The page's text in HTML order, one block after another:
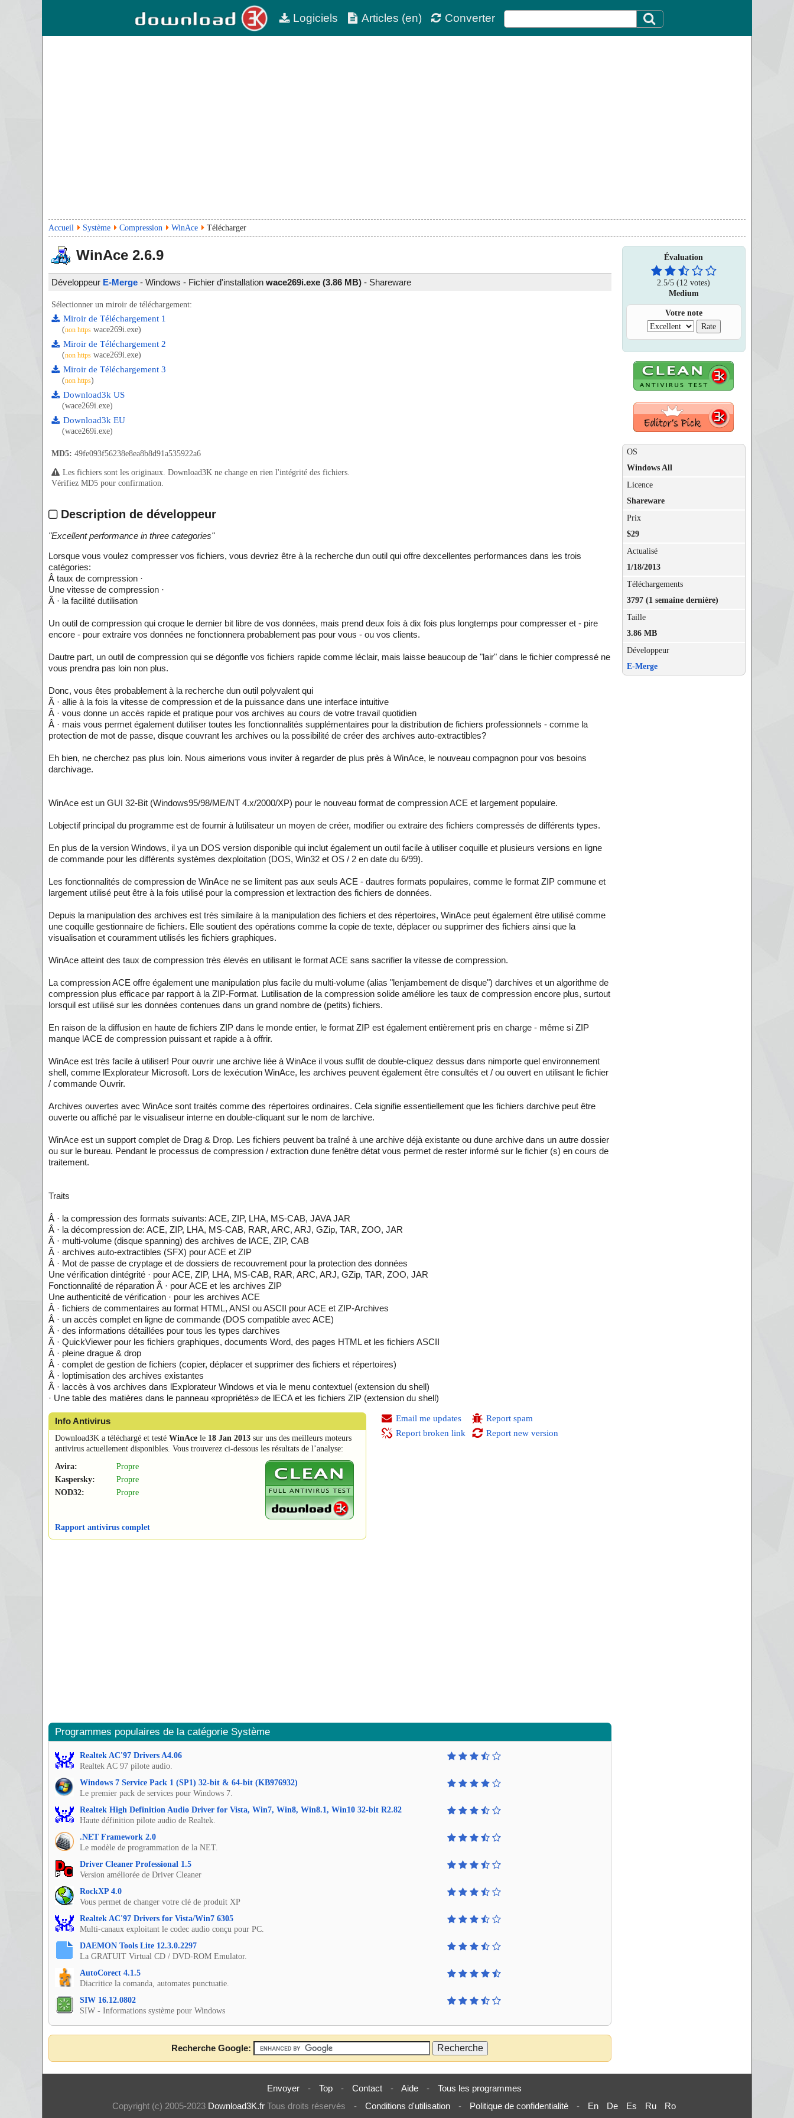
Logiciels Articles (en) Converter
Accueil Système Compression WinAce Télécharger
WinAce 2.6.9
Développeur E-Merge - Windows - Fichier d'installation wace269i.exe (3.86 MB) - Shareware
Sélectionner un miroir de téléchargement:
Miroir de Téléchargement 1
(non https wace269i.exe)
Miroir de Téléchargement 2
(non https wace269i.exe)
Miroir de Téléchargement 3
(non https)
Download3k US
(wace269i.exe)
Download3k EU
(wace269i.exe)
MD5: 49fe093f56238e8ea8b8d91a535922a6
Les fichiers sont les originaux. Download3K ne change en rien l'intégrité des fichiers.
Vérifiez MD5 pour confirmation.
Description de développeur
"Excellent performance in three categories"
Lorsque vous voulez compresser vos fichiers, vous devriez être à la recherche dun outil qui offre dexcellentes performances dans les trois
catégories:
Â taux de compression ·
Une vitesse de compression ·
Â · la facilité dutilisation
Un outil de compression qui croque le dernier bit libre de vos données, mais prend deux fois à dix fois plus longtemps pour compresser et - pire
encore - pour extraire vos données ne fonctionnera probablement pas pour vous - ou vos clients.
Dautre part, un outil de compression qui se dégonfle vos fichiers rapide comme léclair, mais laisse beaucoup de "lair" dans le fichier compressé ne
vous prendra pas loin non plus.
Donc, vous êtes probablement à la recherche dun outil polyvalent qui
Â · allie à la fois la vitesse de compression et de la puissance dans une interface intuitive
Â · vous donne un accès rapide et pratique pour vos archives au cours de votre travail quotidien
Â · mais vous permet également dutiliser toutes les fonctionnalités supplémentaires pour la distribution de fichiers professionnels - comme la
protection de mot de passe, disque couvrant les archives ou la possibilité de créer des archives auto-extractibles?
Eh bien, ne cherchez pas plus loin. Nous aimerions vous inviter à regarder de plus près à WinAce, le nouveau compagnon pour vos besoins
darchivage.
WinAce est un GUI 32-Bit (Windows95/98/ME/NT 4.x/2000/XP) pour le nouveau format de compression ACE et largement populaire.
Lobjectif principal du programme est de fournir à lutilisateur un moyen de créer, modifier ou extraire des fichiers compressés de différents types.
En plus de la version Windows, il ya un DOS version disponible qui inclut également un outil facile à utiliser coquille et plusieurs versions en ligne
de commande pour les différents systèmes dexploitation (DOS, Win32 et OS / 2 en date du 6/99).
Les fonctionnalités de compression de WinAce ne se limitent pas aux seuls ACE - dautres formats populaires, comme le format ZIP commune et
largement utilisé peut être à la fois utilisé pour la compression et lextraction des fichiers de données.
Depuis la manipulation des archives est très similaire à la manipulation des fichiers et des répertoires, WinAce peut également être utilisé comme
une coquille gestionnaire de fichiers. Elle soutient des opérations comme la copie de texte, déplacer ou supprimer des fichiers ainsi que la
visualisation et couramment utilisés les fichiers graphiques.
WinAce atteint des taux de compression très élevés en utilisant le format ACE sans sacrifier la vitesse de compression.
La compression ACE offre également une manipulation plus facile du multi-volume (alias "lenjambement de disque") darchives et un algorithme de
compression plus efficace par rapport à la ZIP-Format. Lutilisation de la compression solide améliore les taux de compression encore plus, surtout
lorsquil est utilisé sur les données contenues dans un grand nombre de (petits) fichiers.
En raison de la diffusion en haute de fichiers ZIP dans le monde entier, le format ZIP est également entièrement pris en charge - même si ZIP
manque lACE de compression puissant et rapide a à offrir.
WinAce est très facile à utiliser! Pour ouvrir une archive liée à WinAce il vous suffit de double-cliquez dessus dans nimporte quel environnement
shell, comme lExplorateur Microsoft. Lors de lexécution WinAce, les archives peuvent également être consultés et / ou ouvert en utilisant le fichier
/ commande Ouvrir.
Archives ouvertes avec WinAce sont traités comme des répertoires ordinaires. Cela signifie essentiellement que les fichiers darchive peut être
ouverte ou affiché par le visualiseur interne en double-cliquant sur le nom de larchive.
WinAce est un support complet de Drag & Drop. Les fichiers peuvent ba traîné à une archive déjà existante ou dune archive dans un autre dossier
ou sur le bureau. Pendant le processus de compression / extraction dune fenêtre détat vous permet de rester informé sur le fichier (s) en cours de
traitement.
Traits
Â · la compression des formats suivants: ACE, ZIP, LHA, MS-CAB, JAVA JAR
Â · la décompression de: ACE, ZIP, LHA, MS-CAB, RAR, ARC, ARJ, GZip, TAR, ZOO, JAR
Â · multi-volume (disque spanning) des archives de lACE, ZIP, CAB
Â · archives auto-extractibles (SFX) pour ACE et ZIP
Â · Mot de passe de cryptage et de dossiers de recouvrement pour la protection des données
Une vérification dintégrité · pour ACE, ZIP, LHA, MS-CAB, RAR, ARC, ARJ, GZip, TAR, ZOO, JAR
Fonctionnalité de réparation Â · pour ACE et les archives ZIP
Une authenticité de vérification · pour les archives ACE
Â · fichiers de commentaires au format HTML, ANSI ou ASCII pour ACE et ZIP-Archives
Â · un accès complet en ligne de commande (DOS compatible avec ACE)
Â · des informations détaillées pour tous les types darchives
Â · QuickViewer pour les fichiers graphiques, documents Word, des pages HTML et les fichiers ASCII
Â · pleine drague & drop
Â · complet de gestion de fichiers (copier, déplacer et supprimer des fichiers et répertoires)
Â · loptimisation des archives existantes
Â · laccès à vos archives dans lExplorateur Windows et via le menu contextuel (extension du shell)
· Une table des matières dans le panneau «propriétés» de lECA et les fichiers ZIP (extension du shell)
Info Antivirus
Download3K a téléchargé et testé WinAce le 18 Jan 2013 sur uns des meilleurs moteurs
antivirus actuellement disponibles. Vous trouverez ci-dessous les résultats de l’analyse:
Avira:
Propre
Kaspersky:
Propre
NOD32:
Propre
Rapport antivirus complet
Email me updates
Report broken link
Report spam
Report new version
Programmes populaires de la catégorie Système
Realtek AC'97 Drivers A4.06
Realtek AC 97 pilote audio.
Windows 7 Service Pack 1 (SP1) 32-bit & 64-bit (KB976932)
Le premier pack de services pour Windows 7.
Realtek High Definition Audio Driver for Vista, Win7, Win8, Win8.1, Win10 32-bit R2.82
Haute définition pilote audio de Realtek.
.NET Framework 2.0
Le modèle de programmation de la NET.
Driver Cleaner Professional 1.5
Version améliorée de Driver Cleaner
RockXP 4.0
Vous permet de changer votre clé de produit XP
Realtek AC'97 Drivers for Vista/Win7 6305
Multi-canaux exploitant le codec audio conçu pour PC.
DAEMON Tools Lite 12.3.0.2297
La GRATUIT Virtual CD / DVD-ROM Emulator.
AutoCorect 4.1.5
Diacritice la comanda, automates punctuatie.
SIW 16.12.0802
SIW - Informations système pour Windows
Recherche Google:
Évaluation
2.5/5 (12 votes)
Medium
Votre note
OS
Windows All
Licence
Shareware
Prix
$29
Actualisé
1/18/2013
Téléchargements
3797 (1 semaine dernière)
Taille
3.86 MB
Développeur
E-Merge
Envoyer - Top - Contact - Aide -
Tous les programmes
Copyright (c) 2005-2023 Download3K.fr Tous droits réservés - Conditions d'utilisation - Politique de confidentialité - En De Es Ru Ro